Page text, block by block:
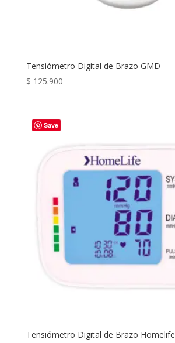
Tensiómetro Digital de Brazo GMD
$ 125.900
Save
Tensiómetro Digital de Brazo Homelife